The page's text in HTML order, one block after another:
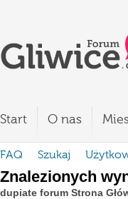
Start O nas
FAQ Szukaj
Znalezionych
dupiate forum Strona